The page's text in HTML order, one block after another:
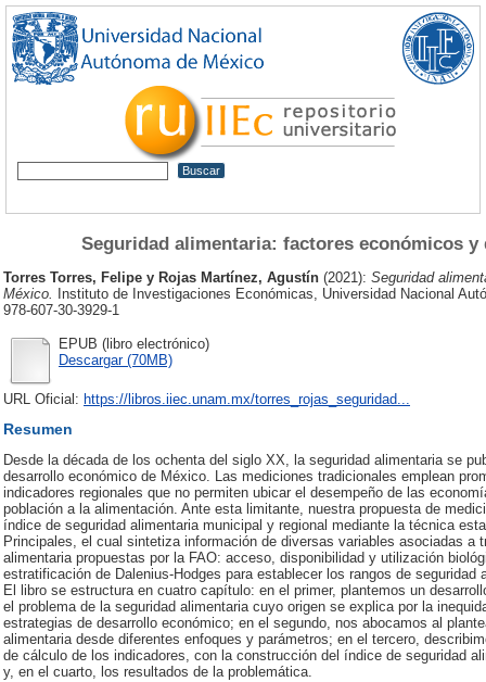
Seguridad alimentaria: factores económicos y
Torres Torres, Felipe y Rojas Martínez, Agustín (2021): Seguridad
México.
Instituto de Investigaciones Económicas, Universidad Nacional
978-607-30-3929-1
EPUB (libro electrónico)
Descargar (70MB)
URL Oficial: https://libros.iiec.unam.mx/torres_rojas_seguridad...
Resumen
Desde la década de los ochenta del siglo XX, la seguridad alimentaria se
desarrollo económico de México. Las mediciones tradicionales emplean
indicadores regionales que no permiten ubicar el desempeño de las
población a la alimentación. Ante esta limitante, nuestra propuesta de
índice de seguridad alimentaria municipal y regional mediante la técnica
Principales, el cual sintetiza información de diversas variables asociadas a
alimentaria propuestas por la FAO: acceso, disponibilidad y utilización
estratificación de Dalenius-Hodges para establecer los rangos de
El libro se estructura en cuatro capítulo: en el primer, plantemos un
el problema de la seguridad alimentaria cuyo origen se explica por la
estrategias de desarrollo económico; en el segundo, nos abocamos al
alimentaria desde diferentes enfoques y parámetros; en el tercero,
de cálculo de los indicadores, con la construcción del índice de seguridad
y, en el cuarto, los resultados de la problemática.